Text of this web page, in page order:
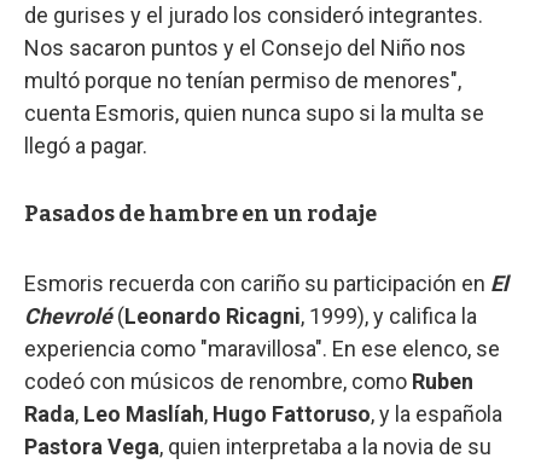
de gurises y el jurado los consideró integrantes.
Nos sacaron puntos y el Consejo del Niño nos
multó porque no tenían permiso de menores",
cuenta Esmoris, quien nunca supo si la multa se
llegó a pagar.
Pasados de hambre en un rodaje
Esmoris recuerda con cariño su participación en El
Chevrolé(Leonardo Ricagni, 1999), y califica la
experiencia como "maravillosa". En ese elenco, se
codeó con músicos de renombre, como Ruben
Rada, Leo Maslíah, Hugo Fattoruso, y la española
Pastora Vega, quien interpretaba a la novia de su